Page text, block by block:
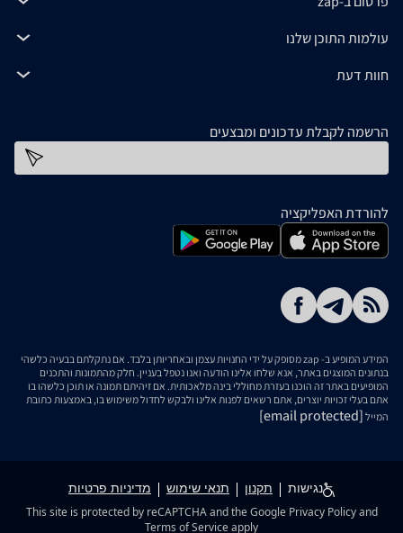
עולמות התוכן שלנו
חוות דעת
הרשמה לקבלת עדכונים ומבצעים
להורדת האפליקציה
המידע המופיע ב- zap מסופק על ידי החנויות עצמן ובאחריותן בלבד. אם נתקלתם בבעיה כלשהי
בנתונים המוצגים באתר, אנא שלחו אלינו הודעה ואנו נטפל בעניין. חלק מהתמונות והתכנים
המופיעים באתר זה הוכנו בעזרת מחוללי בינה מלאכותית. אם זיהיתם תמונה או תוכן כלשהו בו
אתם בעלי זכויות יוצרים, אתם רשאים לפנות אלינו ולבקש לחדול משימוש בו, באמצעות כתובת
המייל [email protected]
נגישות תקנון תנאי שימוש מדיניות פרטיות
This site is protected by reCAPTCHA and the Google Privacy Policyand
Terms of Serviceapply